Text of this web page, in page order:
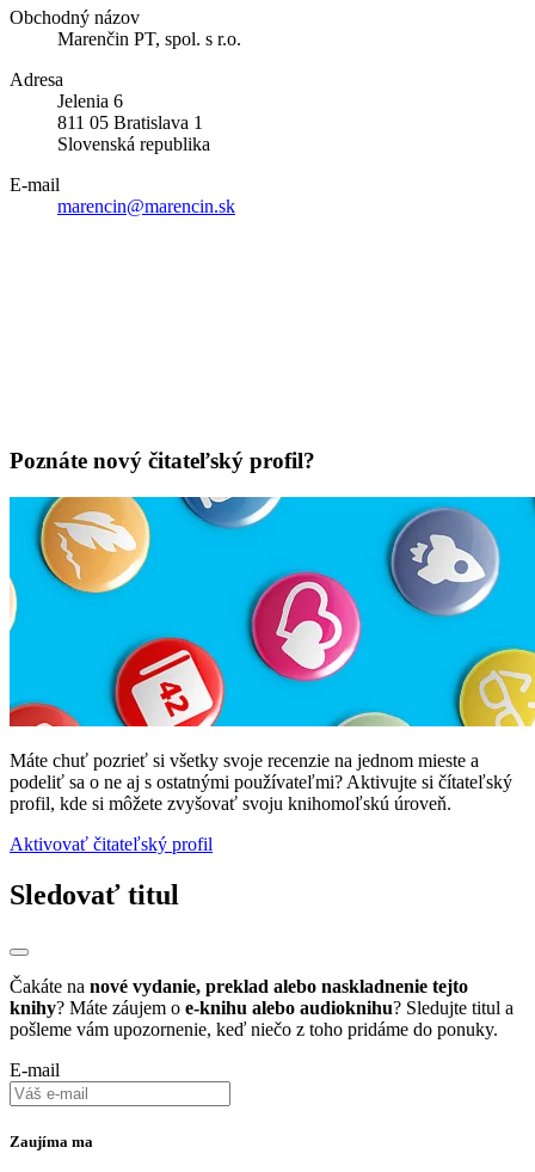
Obchodný názov
Marenčin PT, spol. s r.o.
Adresa
Jelenia 6
811 05 Bratislava 1
Slovenská republika
E-mail
marencin@marencin.sk
Poznáte nový čitateľský profil?
Máte chuť pozrieť si všetky svoje recenzie na jednom mieste a
podeliť sa o ne aj s ostatnými používateľmi? Aktivujte si čítateľský
profil, kde si môžete zvyšovať svoju knihomoľskú úroveň.
Aktivovať čitateľský profil
Sledovať titul
Čakáte na nové vydanie, preklad alebo naskladnenie tejto
knihy? Máte záujem o e-knihu alebo audioknihu? Sledujte titul a
pošleme vám upozornenie, keď niečo z toho pridáme do ponuky.
E-mail
Zaujíma ma